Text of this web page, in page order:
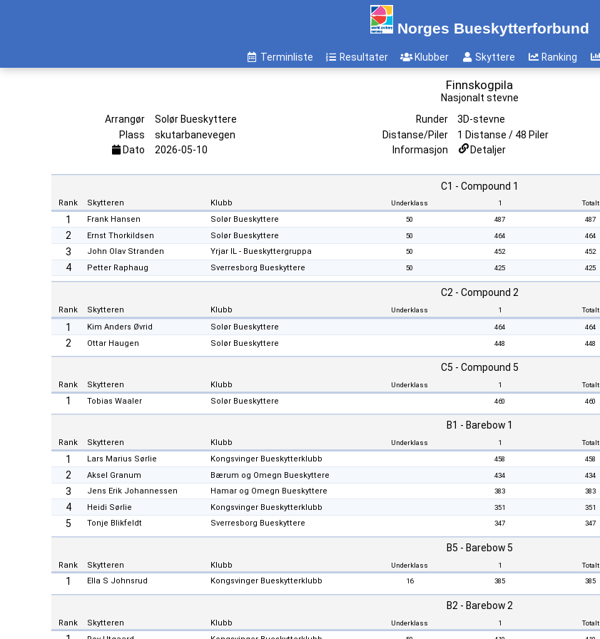
Norges Bueskytterforbund
Terminliste Resultater Klubber Skyttere Ranking
Finnskogpila
Nasjonalt stevne
Arrangør
Solør Bueskyttere
Plass
skutarbanevegen
Dato
2026-05-10
Runder
3D-stevne
Distanse/Piler
1 Distanse / 48 Piler
Informasjon
Detaljer
C1 - Compound 1
Rank Skytteren Klubb Underklass 1 Totalt
1 Frank Hansen Solør Bueskyttere 50 487 487
2 Ernst Thorkildsen Solør Bueskyttere 50 464 464
3 John Olav Stranden Yrjar IL - Bueskyttergruppa 50 452 452
4 Petter Raphaug Sverresborg Bueskyttere 50 425 425
C2 - Compound 2
Rank Skytteren Klubb Underklass 1 Totalt
1 Kim Anders Øvrid Solør Bueskyttere 464 464
2 Ottar Haugen Solør Bueskyttere 448 448
C5 - Compound 5
Rank Skytteren Klubb Underklass 1 Totalt
1 Tobias Waaler Solør Bueskyttere 460 460
B1 - Barebow 1
Rank Skytteren Klubb Underklass 1 Totalt
1 Lars Marius Sørlie Kongsvinger Bueskytterklubb 458 458
2 Aksel Granum Bærum og Omegn Bueskyttere 434 434
3 Jens Erik Johannessen Hamar og Omegn Bueskyttere 383 383
4 Heidi Sørlie Kongsvinger Bueskytterklubb 351 351
5 Tonje Blikfeldt Sverresborg Bueskyttere 347 347
B5 - Barebow 5
Rank Skytteren Klubb Underklass 1 Totalt
1 Ella S Johnsrud Kongsvinger Bueskytterklubb 16 385 385
B2 - Barebow 2
Rank Skytteren Klubb Underklass 1 Totalt